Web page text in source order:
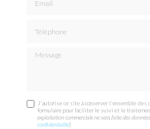
Message
J'autorise ce site à conserver l'ensemble des
formulaire pour faciliter le suivi et le
exploitation commerciale ne sera faite des
confidentialité)